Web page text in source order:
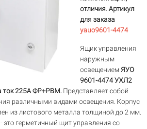
отличия. Артикул
для заказа
yauo9601-4474
Ящик управления
наружным
освещением ЯУО
9601-4474 УХЛ2
ток 225А ФР+РВМ. Представляет собой
различными видами освещения. Корпус
из листового металла толщиной до 2 мм.
- это герметичный щит управления со